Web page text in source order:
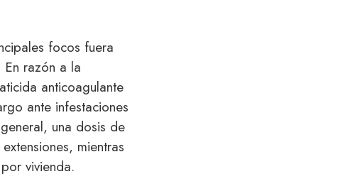
focos fuera
razón a la
anticoagulante
ante infestaciones
una dosis de
mientras
vivienda.